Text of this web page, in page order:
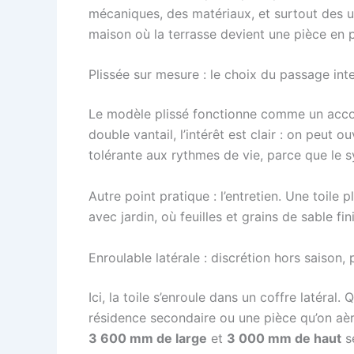
mécaniques, des matériaux, et surtout des
maison où la terrasse devient une pièce
Plissée sur mesure : le choix du passage
Le modèle plissé fonctionne comme un
double vantail, l’intérêt est clair : on peut
tolérante aux rythmes de vie, parce que le
Autre point pratique : l’entretien. Une toile
avec jardin, où feuilles et grains de sable
Enroulable latérale : discrétion hors
Ici, la toile s’enroule dans un coffre latéral.
résidence secondaire ou une pièce qu’on
3 600 mm de large et 3 000 mm de haut